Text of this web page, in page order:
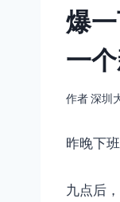
爆
一
作者深圳
昨晚下
九点后